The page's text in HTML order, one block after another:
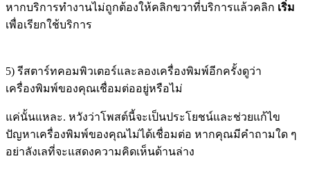
หากบริการทำงานไม่ถูกต้องให้คลิกขวาที่บริการแล้วคลิก เริ่ม
เพื่อเรียกใช้บริการ
5) รีสตาร์ทคอมพิวเตอร์และลองเครื่องพิมพ์อีกครั้งดูว่า
เครื่องพิมพ์ของคุณเชื่อมต่ออยู่หรือไม่
แค่นั้นแหละ. หวังว่าโพสต์นี้จะเป็นประโยชน์และช่วยแก้ไข
ปัญหาเครื่องพิมพ์ของคุณไม่ได้เชื่อมต่อ หากคุณมีคำถามใด ๆ
อย่าลังเลที่จะแสดงความคิดเห็นด้านล่าง